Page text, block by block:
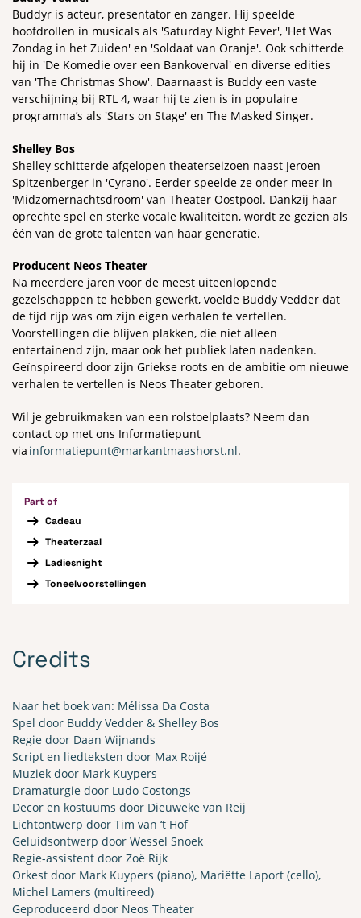
Buddyr is acteur, presentator en zanger. Hij speelde
hoofdrollen in musicals als 'Saturday Night Fever', 'Het Was
Zondag in het Zuiden' en 'Soldaat van Oranje'. Ook schitterde
hij in 'De Komedie over een Bankoverval' en diverse edities
van 'The Christmas Show'. Daarnaast is Buddy een vaste
verschijning bij RTL 4, waar hij te zien is in populaire
programma’s als 'Stars on Stage' en The Masked Singer.
Shelley Bos
Shelley schitterde afgelopen theaterseizoen naast Jeroen
Spitzenberger in 'Cyrano'. Eerder speelde ze onder meer in
'Midzomernachtsdroom' van Theater Oostpool. Dankzij haar
oprechte spel en sterke vocale kwaliteiten, wordt ze gezien als
één van de grote talenten van haar generatie.
Producent Neos Theater
Na meerdere jaren voor de meest uiteenlopende
gezelschappen te hebben gewerkt, voelde Buddy Vedder dat
de tijd rijp was om zijn eigen verhalen te vertellen.
Voorstellingen die blijven plakken, die niet alleen
entertainend zijn, maar ook het publiek laten nadenken.
Geïnspireerd door zijn Griekse roots en de ambitie om nieuwe
verhalen te vertellen is Neos Theater geboren.
Wil je gebruikmaken van een rolstoelplaats? Neem dan
contact op met ons Informatiepunt
via informatiepunt@markantmaashorst.nl.
Part of
Cadeau
Theaterzaal
Ladiesnight
Toneelvoorstellingen
Credits
Naar het boek van: Mélissa Da Costa
Spel door Buddy Vedder & Shelley Bos
Regie door Daan Wijnands
Script en liedteksten door Max Roijé
Muziek door Mark Kuypers
Dramaturgie door Ludo Costongs
Decor en kostuums door Dieuweke van Reij
Lichtontwerp door Tim van ‘t Hof
Geluidsontwerp door Wessel Snoek
Regie-assistent door Zoë Rijk
Orkest door Mark Kuypers (piano), Mariëtte Laport (cello),
Michel Lamers (multireed)
Geproduceerd door Neos Theater